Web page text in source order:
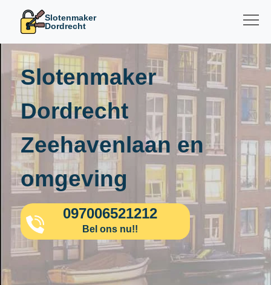
Slotenmaker
Dordrecht
Slotenmaker
Dordrecht
Zeehavenlaan en
omgeving
097006521212
Bel ons nu!!